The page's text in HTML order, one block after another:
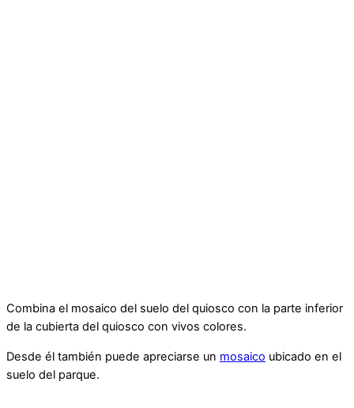
Combina el mosaico del suelo del quiosco con la parte inferior
de la cubierta del quiosco con vivos colores.
Desde él también puede apreciarse un mosaico ubicado en el
suelo del parque.